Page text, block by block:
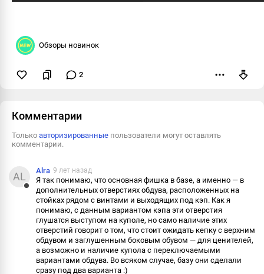
Обзоры новинок
2
Комментарии
Только авторизированные пользователи могут оставлять
комментарии.
AL Alra 9 лет назад
Я так понимаю, что основная фишка в базе, а именно — в
дополнительных отверстиях обдува, расположенных на
стойках рядом с винтами и выходящих под кэп. Как я
понимаю, с данным вариантом кэпа эти отверстия
глушатся выступом на куполе, но само наличие этих
отверстий говорит о том, что стоит ожидать кепку с верхним
обдувом и заглушенным боковым обувом — для ценителей,
а возможно и наличие купола с переключаемыми
вариантами обдува. Во всяком случае, базу они сделали
сразу под два варианта :)
Ответить